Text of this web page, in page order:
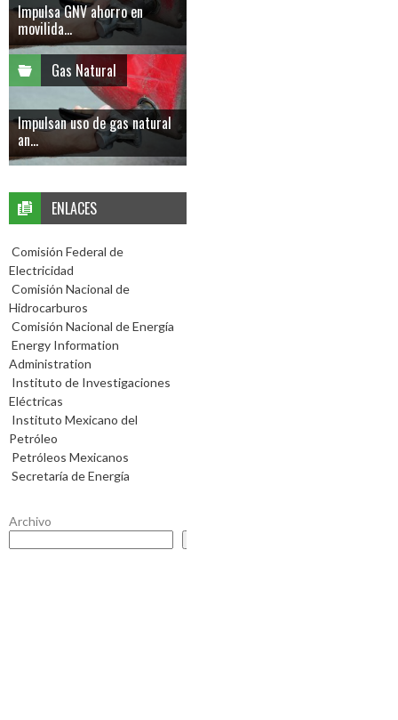
Impulsa GNV ahorro en
movilida...
Gas Natural
Impulsan uso de gas natural
an...
ENLACES
Comisión Federal de
Electricidad
Comisión Nacional de
Hidrocarburos
Comisión Nacional de Energía
Energy Information
Administration
Instituto de Investigaciones
Eléctricas
Instituto Mexicano del
Petróleo
Petróleos Mexicanos
Secretaría de Energía
Archivo